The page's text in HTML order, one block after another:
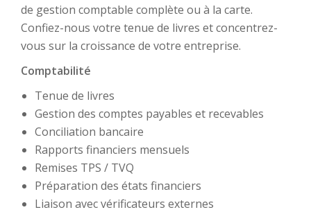
de gestion comptable complète ou à la carte.
Confiez-nous votre tenue de livres et concentrez-
vous sur la croissance de votre entreprise.
Comptabilité
Tenue de livres
Gestion des comptes payables et recevables
Conciliation bancaire
Rapports financiers mensuels
Remises TPS / TVQ
Préparation des états financiers
Liaison avec vérificateurs externes